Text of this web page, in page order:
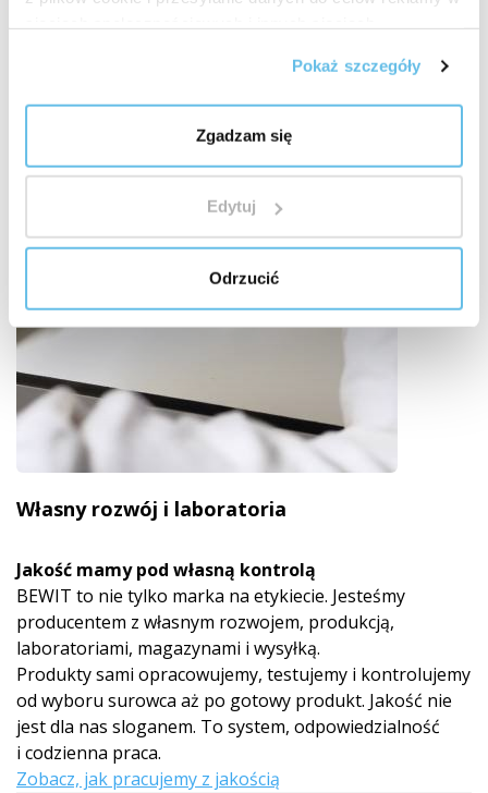
Pokaż szczegóły
Zgadzam się
Edytuj
Odrzucić
Własny rozwój i laboratoria
Jakość mamy pod własną kontrolą
BEWIT to nie tylko marka na etykiecie. Jesteśmy
producentem z własnym rozwojem, produkcją,
laboratoriami, magazynami i wysyłką.
Produkty sami opracowujemy, testujemy i kontrolujemy
od wyboru surowca aż po gotowy produkt. Jakość nie
jest dla nas sloganem. To system, odpowiedzialność
i codzienna praca.
Zobacz, jak pracujemy z jakością